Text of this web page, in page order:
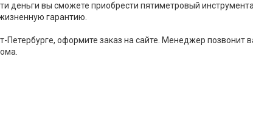
деньги вы сможете приобрести пятиметровый
гарантию.
оформите заказ на сайте. Менеджер позвонит